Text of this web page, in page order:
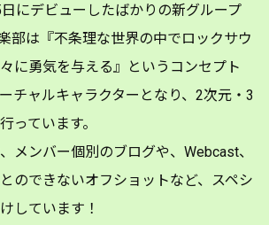
にデビューしたばかりの新グループ
部は『不条理な世界の中でロックサウ
に勇気を与える』というコンセプト
チャルキャラクターとなり、2次元・3
っています。
メンバー個別のブログや、Webcast、
のできないオフショットなど、スペシ
しています！